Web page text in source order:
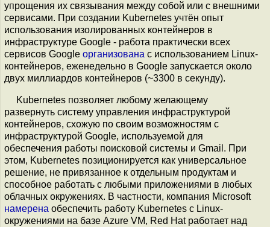
упрощения их связывания между собой или с внешними
сервисами. При создании Kubernetes учтён опыт
использования изолированных контейнеров в
инфраструктуре Google - работа практически всех
сервисов Google организована с использованием Linux-
контейнеров, еженедельно в Google запускается около
двух миллиардов контейнеров (~3300 в секунду).
Kubernetes позволяет любому желающему
развернуть систему управления инфраструктурой
контейнеров, схожую по своим возможностям с
инфраструктурой Google, используемой для
обеспечения работы поисковой системы и Gmail. При
этом, Kubernetes позиционируется как универсальное
решение, не привязанное к отдельным продуктам и
способное работать с любыми приложениями в любых
облачных окружениях. В частности, компания Microsoft
намерена обеспечить работу Kubernetes с Linux-
окружениями на базе Azure VM, Red Hat работает над